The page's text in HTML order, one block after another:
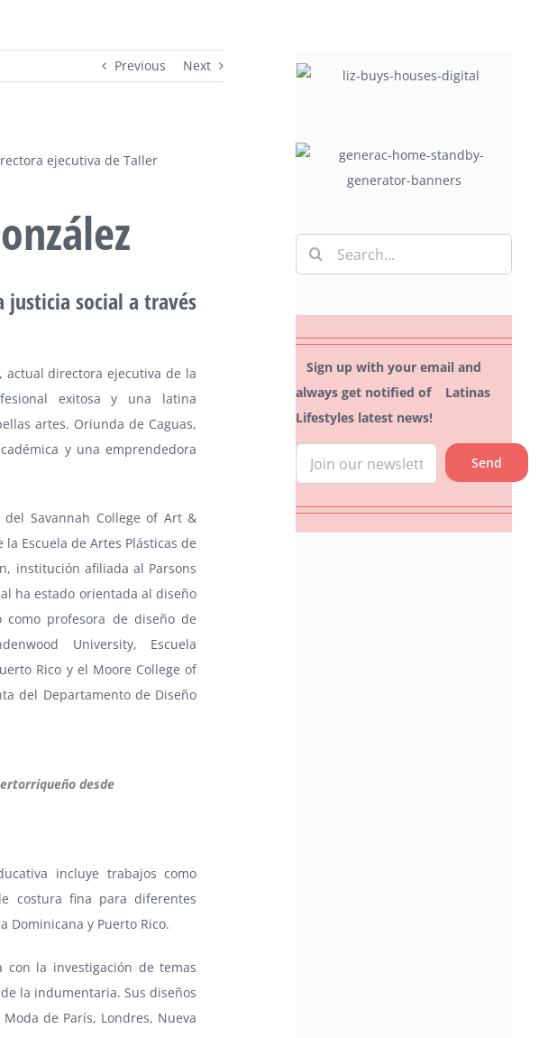
Previous Next
social a través
actual directora ejecutiva de la
exitosa y una latina
artes. Oriunda de Caguas,
y una emprendedora
Savannah College of Art &
Escuela de Artes Plásticas de
institución afiliada al Parsons
ha estado orientada al diseño
profesora de diseño de
University, Escuela
Rico y el Moore College of
del Departamento de Diseño
desde
incluye trabajos como
costura fina para diferentes
Dominicana y Puerto Rico.
la investigación de temas
la indumentaria. Sus diseños
de París, Londres, Nueva
Search
for:
Sign up with your email and
always get notified of Latinas
Lifestyles latest news!